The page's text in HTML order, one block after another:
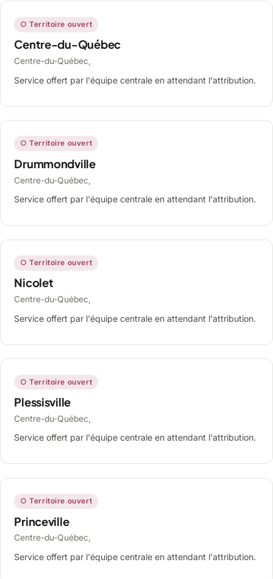
○ Territoire ouvert
Centre-du-Québec
Centre-du-Québec,
Service offert par l'équipe centrale en attendant l'attribution.
○ Territoire ouvert
Drummondville
Centre-du-Québec,
Service offert par l'équipe centrale en attendant l'attribution.
○ Territoire ouvert
Nicolet
Centre-du-Québec,
Service offert par l'équipe centrale en attendant l'attribution.
○ Territoire ouvert
Plessisville
Centre-du-Québec,
Service offert par l'équipe centrale en attendant l'attribution.
○ Territoire ouvert
Princeville
Centre-du-Québec,
Service offert par l'équipe centrale en attendant l'attribution.